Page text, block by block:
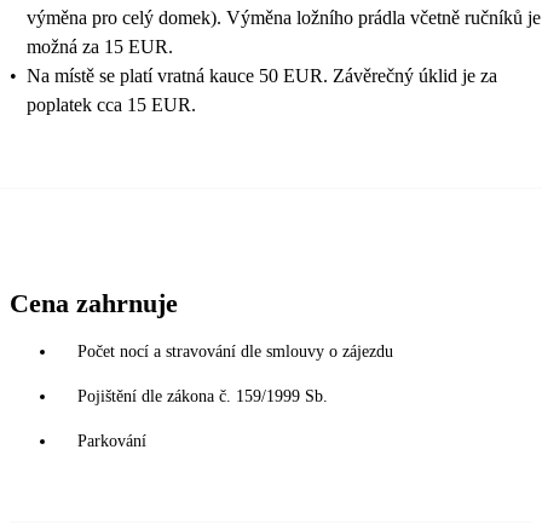
výměna pro celý domek). Výměna ložního prádla včetně ručníků je
možná za 15 EUR.
• Na místě se platí vratná kauce 50 EUR. Závěrečný úklid je za
poplatek cca 15 EUR.
Cena zahrnuje
Počet nocí a stravování dle smlouvy o zájezdu
Pojištění dle zákona č. 159/1999 Sb.
Parkování